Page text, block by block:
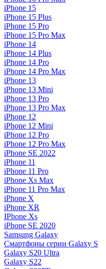
iPhone 15
iPhone 15 Plus
iPhone 15 Pro
iPhone 15 Pro Max
iPhone 14
iPhone 14 Plus
iPhone 14 Pro
iPhone 14 Pro Max
iPhone 13
iPhone 13 Mini
iPhone 13 Pro
iPhone 13 Pro Max
iPhone 12
iPhone 12 Mini
iPhone 12 Pro
iPhone 12 Pro Max
iPhone SE 2022
iPhone 11
iPhone 11 Pro
iPhone Xs Max
iPhone 11 Pro Max
iPhone X
iPhone XR
IPhone Xs
iPhone SE 2020
Samsung Galaxy
Смартфоны серии Galaxy S
Galaxy S20 Ultra
Galaxy S22